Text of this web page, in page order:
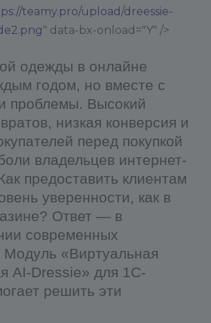
teamy.pro/upload/dreessie-
" data-bx-onload="Y" />
одежды в онлайне
годом, но вместе с
проблемы. Высокий
низкая конверсия и
перед покупкой
владельцев интернет-
предоставить клиентам
уверенности, как в
Ответ — в
современных
Модуль «Виртуальная
AI-Dressie» для 1С-
решить эти